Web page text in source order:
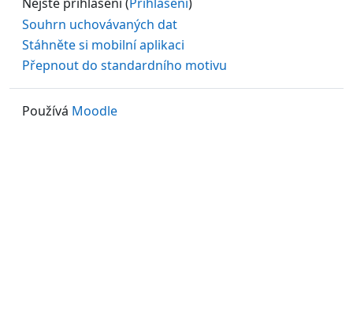
Souhrn uchovávaných dat
Stáhněte si mobilní aplikaci
Přepnout do standardního motivu
Používá Moodle